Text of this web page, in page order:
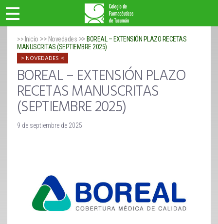
>> Inicio >> Novedades >> BOREAL – EXTENSIÓN PLAZO RECETAS
MANUSCRITAS (SEPTIEMBRE 2025)
NOVEDADES
BOREAL – EXTENSIÓN PLAZO
RECETAS MANUSCRITAS
(SEPTIEMBRE 2025)
9 de septiembre de 2025